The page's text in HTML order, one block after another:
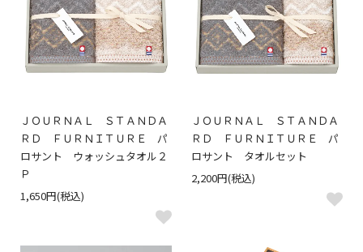
ＪＯＵＲＮＡＬ ＳＴＡＮＤＡ
ＲＤ ＦＵＲＮＩＴＵＲＥ パ
ロサント ウォッシュタオル２
Ｐ
1,650円(税込)
ＪＯＵＲＮＡＬ ＳＴＡＮＤＡ
ＲＤ ＦＵＲＮＩＴＵＲＥ パ
ロサント タオルセット
2,200円(税込)